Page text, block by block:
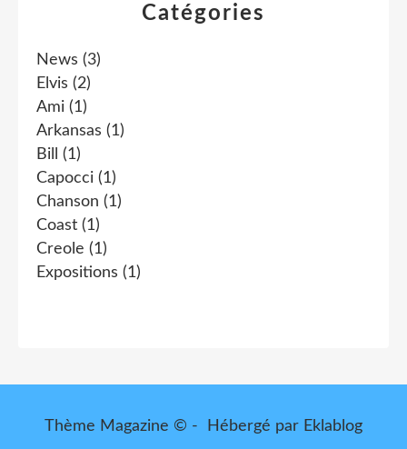
Catégories
News (3)
Elvis (2)
Ami (1)
Arkansas (1)
Bill
(1)
Capocci (1)
Chanson (1)
Coast (1)
Creole (1)
Expositions (1)
Thème Magazine © - Hébergé par Eklablog